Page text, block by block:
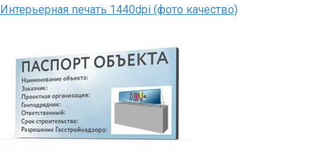
Интерьерная печать 1440dpi (фото качество)